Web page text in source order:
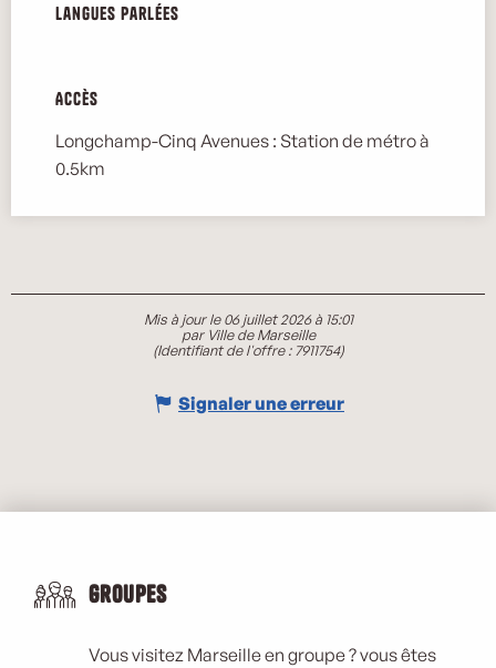
Langues parlées
Langues parlées
Accès
Accès
Longchamp-Cinq Avenues : Station de métro à
0.5km
Mis à jour le 06 juillet 2026 à 15:01
par Ville de Marseille
(Identifiant de l'offre :7911754)
Signaler une erreur
Groupes
Vous visitez Marseille en groupe ? vous êtes